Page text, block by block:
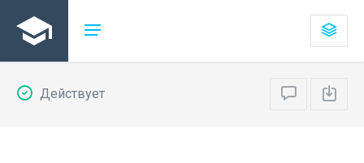
Действует